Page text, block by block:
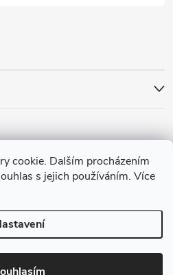
cookie. Dalším procházením
s jejich používáním. Více
speciálka. Všechna práva vyhrazena.